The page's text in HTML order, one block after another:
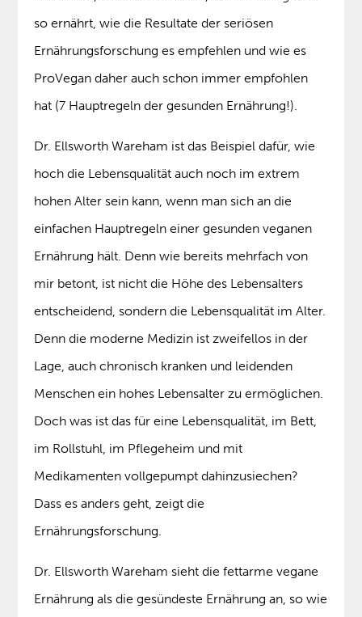
so ernährt, wie die Resultate der seriösen
Ernährungsforschung es empfehlen und wie es
ProVegan daher auch schon immer empfohlen
hat (7 Hauptregeln der gesunden Ernährung!).
Dr. Ellsworth Wareham ist das Beispiel dafür, wie
hoch die Lebensqualität auch noch im extrem
hohen Alter sein kann, wenn man sich an die
einfachen Hauptregeln einer gesunden veganen
Ernährung hält. Denn wie bereits mehrfach von
mir betont, ist nicht die Höhe des Lebensalters
entscheidend, sondern die Lebensqualität im Alter.
Denn die moderne Medizin ist zweifellos in der
Lage, auch chronisch kranken und leidenden
Menschen ein hohes Lebensalter zu ermöglichen.
Doch was ist das für eine Lebensqualität, im Bett,
im Rollstuhl, im Pflegeheim und mit
Medikamenten vollgepumpt dahinzusiechen?
Dass es anders geht, zeigt die
Ernährungsforschung.
Dr. Ellsworth Wareham sieht die fettarme vegane
Ernährung als die gesündeste Ernährung an, so wie